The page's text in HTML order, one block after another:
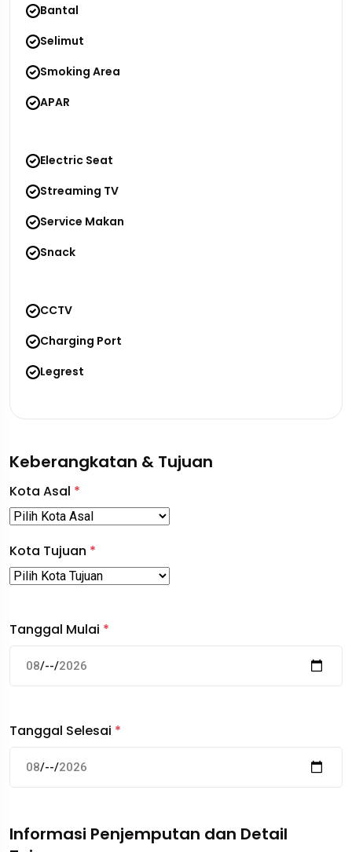
Bantal
Selimut
Smoking Area
APAR
Electric Seat
Streaming TV
Service Makan
Snack
CCTV
Charging Port
Legrest
Keberangkatan & Tujuan
Kota Asal *
Kota Tujuan *
Tanggal Mulai *
Tanggal Selesai *
Informasi Penjemputan dan Detail